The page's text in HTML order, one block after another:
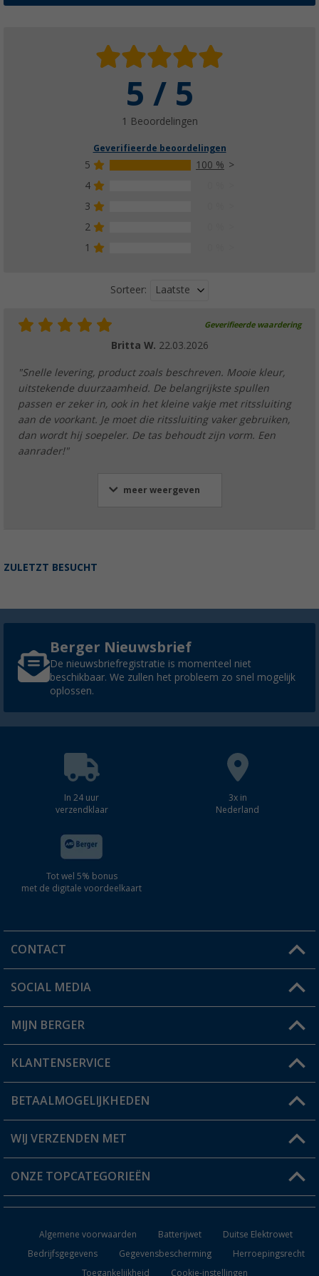
5 / 5
1 Beoordelingen
Geverifieerde beoordelingen
5
100 %
4
3
2
1
Sorteer: Laatste
Geverifieerde waardering
Britta W. 22.03.2026
"Snelle levering, product zoals beschreven. Mooie kleur,
uitstekende duurzaamheid. De belangrijkste spullen
passen er zeker in, ook in het kleine vakje met ritssluiting
aan de voorkant. Je moet die ritssluiting vaker gebruiken,
dan wordt hij soepeler. De tas behoudt zijn vorm. Een
aanrader!"
meer weergeven
ZULETZT BESUCHT
Berger Nieuwsbrief
De nieuwsbriefregistratie is momenteel niet
beschikbaar. We zullen het probleem zo snel mogelijk
oplossen.
In 24 uur
verzendklaar
3x in
Nederland
Tot wel 5% bonus
met de digitale voordeelkaart
CONTACT
Een vraag?
Winkel vinden
SOCIAL MEDIA
MIJN BERGER
Mijn account
Status bestelling
Verlanglijstje
KLANTENSERVICE
FAQ & Contact
Verzendinformatie
Catalogus
BETAALMOGELIJKHEDEN
WIJ VERZENDEN MET
ONZE TOPCATEGORIEËN
Algemene voorwaarden Batterijwet
Duitse Elektrowet
Bedrijfsgegevens
Gegevensbescherming
Herroepingsrecht
Toegankelijkheid
Cookie-instellingen